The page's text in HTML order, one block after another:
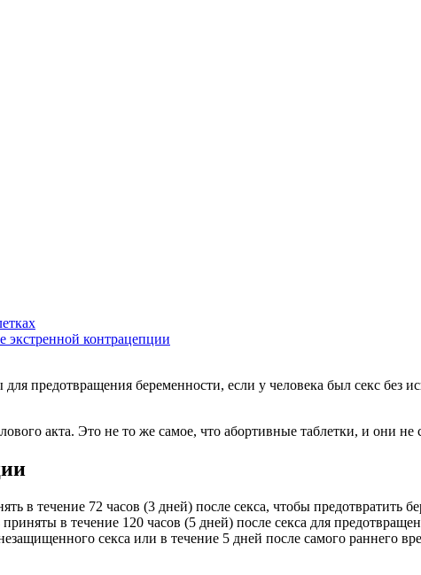
экстренной контрацепции
предотвращения беременности, если у человека был секс без
акта. Это не то же самое, что абортивные таблетки, и они
в течение 72 часов (3 дней) после секса, чтобы предотвратить
в течение 120 часов (5 дней) после секса для
секса или в течение 5 дней после самого раннего